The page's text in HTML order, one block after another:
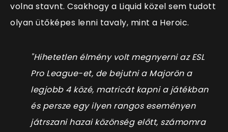
volna stavnt. Csakhogy a Liquid közel sem tudott
olyan ütőképes lenni tavaly, mint a Heroic.
"Hihetetlen élmény volt megnyerni az ESL
Pro League-et, de bejutni a Majorön a
legjobb 4 közé, matricát kapni a játékban
és persze egy ilyen rangos eseményen
játrszani hazai közönség előtt, számomra